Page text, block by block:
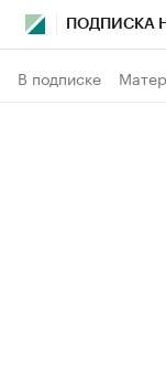
ПОДПИСКА
В подписке